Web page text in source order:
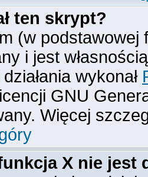
ten skrypt?
(w podstawowej
i jest
wykonał
GNU
Więcej
X nie jest